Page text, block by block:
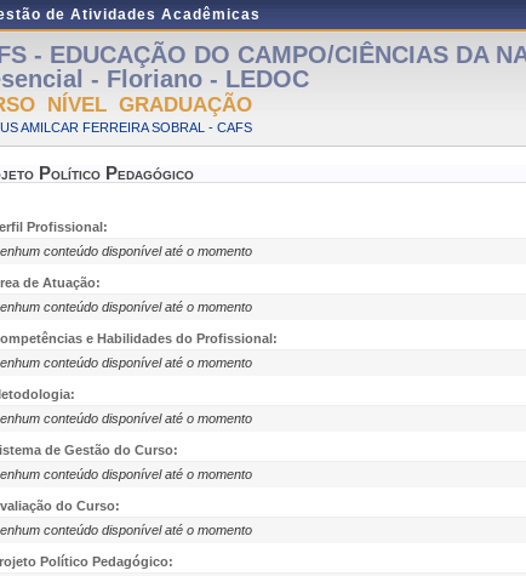
de Atividades Acadêmicas
- EDUCAÇÃO DO CAMPO/CIÊNCIAS DA
- Floriano - LEDOC
NÍVEL GRADUAÇÃO
AMILCAR FERREIRA SOBRAL - CAFS
Político Pedagógico
Profissional:
conteúdo disponível até o momento
de Atuação:
conteúdo disponível até o momento
e Habilidades do Profissional:
conteúdo disponível até o momento
conteúdo disponível até o momento
de Gestão do Curso:
conteúdo disponível até o momento
do Curso:
conteúdo disponível até o momento
Político Pedagógico: